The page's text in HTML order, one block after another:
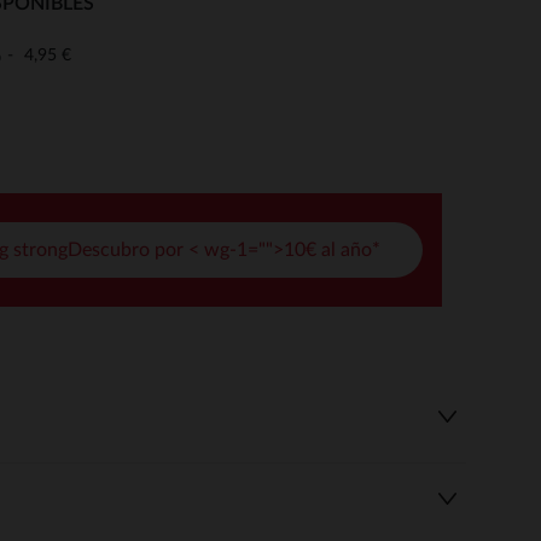
de privacidad, garantizando el cumplimiento de las
4,95 €
strongDescubro por < wg-1="">10€ al año*